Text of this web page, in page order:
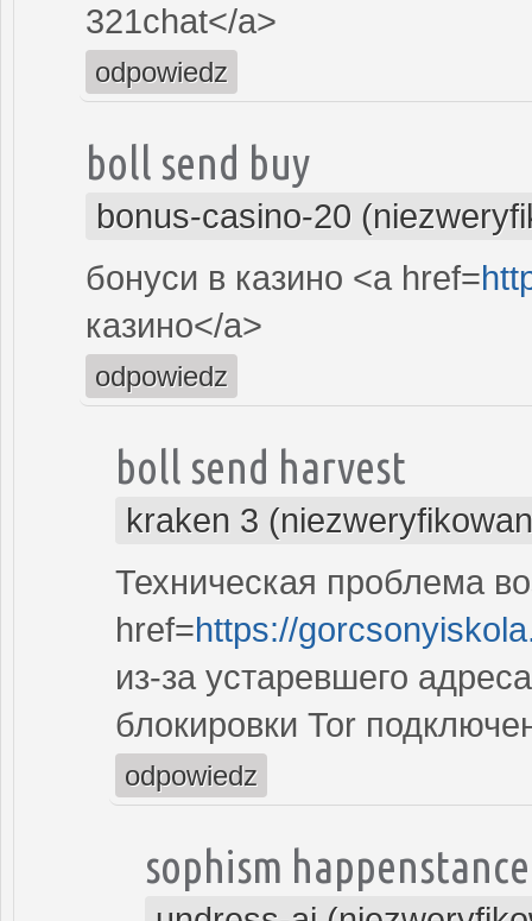
321chat</a>
odpowiedz
boll send buy
bonus-casino-20
бонуси в казино <a href=
казино</a>
odpowiedz
boll send harvest
kraken 3
Техническая проблема
href=https://
из-за устаревшего
блокировки Tor
odpowiedz
sophism